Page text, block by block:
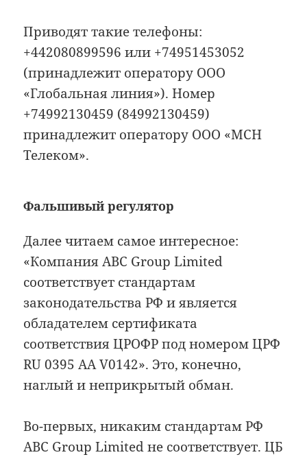
Приводят такие телефоны:
+442080899596 или +74951453052
(принадлежит оператору ООО
«Глобальная линия»). Номер
+74992130459 (84992130459)
принадлежит оператору ООО «МСН
Телеком».
Фальшивый регулятор
Далее читаем самое интересное:
«Компания ABC Group Limited
соответствует стандартам
законодательства РФ и является
обладателем сертификата
соответствия ЦРОФР под номером ЦРФ
RU 0395 AA V0142». Это, конечно,
наглый и неприкрытый обман.
Во-первых, никаким стандартам РФ
ABC Group Limited не соответствует. ЦБ